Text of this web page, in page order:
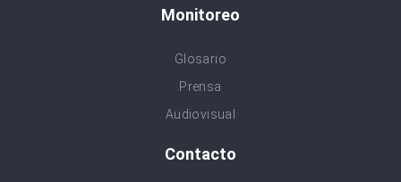
Monitoreo
Glosario
Prensa
Audiovisual
Contacto